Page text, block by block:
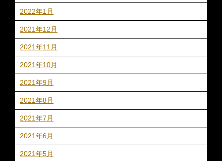
2022年1月
2021年12月
2021年11月
2021年10月
2021年9月
2021年8月
2021年7月
2021年6月
2021年5月